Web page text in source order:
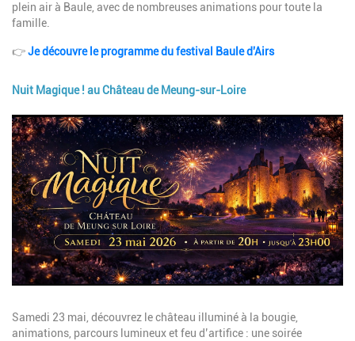
plein air à Baule, avec de nombreuses animations pour toute la
famille.
👉Je découvre le programme du festival Baule d'Airs
Nuit Magique ! au Château de Meung-sur-Loire
Image
Description
Samedi 23 mai, découvrez le château illuminé à la bougie,
animations, parcours lumineux et feu d’artifice : une soirée